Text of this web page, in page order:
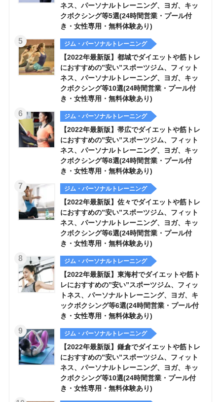
ネス、パーソナルトレーニング、ヨガ、キッ
クボクシング等5選(24時間営業・プール付
き・女性専用・無料体験あり)
ジム・パーソナルトレーニング
【2022年最新版】都城でダイエットや筋トレ
におすすめの”安い”スポーツジム、フィット
ネス、パーソナルトレーニング、ヨガ、キッ
クボクシング等10選(24時間営業・プール付
き・女性専用・無料体験あり)
ジム・パーソナルトレーニング
【2022年最新版】帯広でダイエットや筋トレ
におすすめの”安い”スポーツジム、フィット
ネス、パーソナルトレーニング、ヨガ、キッ
クボクシング等8選(24時間営業・プール付
き・女性専用・無料体験あり)
ジム・パーソナルトレーニング
【2022年最新版】佐々でダイエットや筋トレ
におすすめの”安い”スポーツジム、フィット
ネス、パーソナルトレーニング、ヨガ、キッ
クボクシング等6選(24時間営業・プール付
き・女性専用・無料体験あり)
ジム・パーソナルトレーニング
【2022年最新版】東海村でダイエットや筋ト
レにおすすめの”安い”スポーツジム、フィッ
トネス、パーソナルトレーニング、ヨガ、キ
ックボクシング等6選(24時間営業・プール付
き・女性専用・無料体験あり)
ジム・パーソナルトレーニング
【2022年最新版】鎌倉でダイエットや筋トレ
におすすめの”安い”スポーツジム、フィット
ネス、パーソナルトレーニング、ヨガ、キッ
クボクシング等10選(24時間営業・プール付
き・女性専用・無料体験あり)